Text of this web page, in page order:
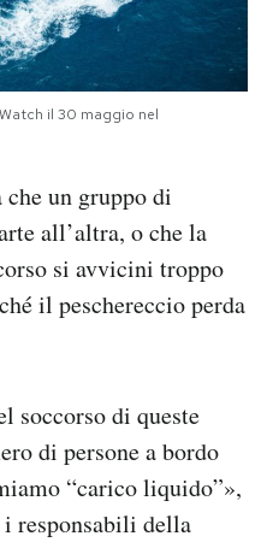
il 30 maggio nel
un gruppo di
all’altra, o che la
si avvicini troppo
il peschereccio perda
soccorso di queste
di persone a bordo
“carico liquido”»,
responsabili della